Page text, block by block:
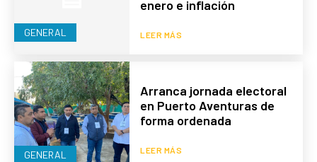
GENERAL
enero e inflación
LEER MÁS
GENERAL
Arranca jornada electoral
en Puerto Aventuras de
forma ordenada
LEER MÁS